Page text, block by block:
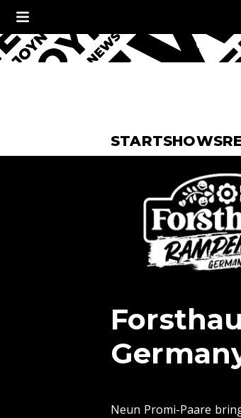
STARTSHOWS
Neun Promi-Paare